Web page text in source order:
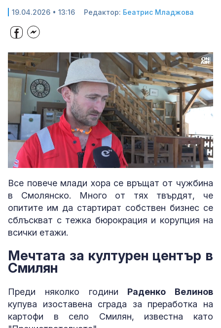
19.04.2026 • 13:16 Редактор: Беатрис Младжова
Unmute Loaded:
31.45%
Все повече млади хора се връщат от чужбина
в Смолянско. Много от тях твърдят, че
опитите им да стартират собствен бизнес се
сблъскват с тежка бюрокрация и корупция на
всички етажи.
Мечтата за културен център в
Смилян
Преди няколко години Раденко Велинов
купува изоставена сграда за преработка на
картофи в село Смилян, известна като